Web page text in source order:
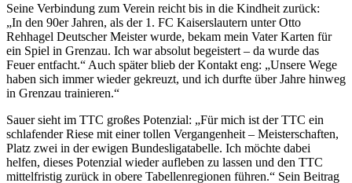
Seine Verbindung zum Verein reicht bis in die Kindheit zurück:
„In den 90er Jahren, als der 1. FC Kaiserslautern unter Otto
Rehhagel Deutscher Meister wurde, bekam mein Vater Karten für
ein Spiel in Grenzau. Ich war absolut begeistert – da wurde das
Feuer entfacht.“ Auch später blieb der Kontakt eng: „Unsere Wege
haben sich immer wieder gekreuzt, und ich durfte über Jahre hinweg
in Grenzau trainieren.“
Sauer sieht im TTC großes Potenzial: „Für mich ist der TTC ein
schlafender Riese mit einer tollen Vergangenheit – Meisterschaften,
Platz zwei in der ewigen Bundesligatabelle. Ich möchte dabei
helfen, dieses Potenzial wieder aufleben zu lassen und den TTC
mittelfristig zurück in obere Tabellenregionen führen.“ Sein Beitrag